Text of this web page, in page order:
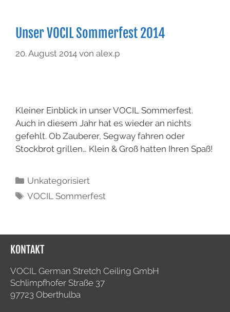
Unser VOCIL Sommerfest 2014
20. August 2014 von alex.p
Kleiner Einblick in unser VOCIL Sommerfest.
Auch in diesem Jahr hat es wieder an nichts
gefehlt. Ob Zauberer, Segway fahren oder
Stockbrot grillen… Klein & Groß hatten Ihren Spaß!
Unkategorisiert
VOCIL Sommerfest
KONTAKT
VOCIL German Stretch Ceiling GmbH
Schlimpfhofer Straße 37
97723 Oberthulba